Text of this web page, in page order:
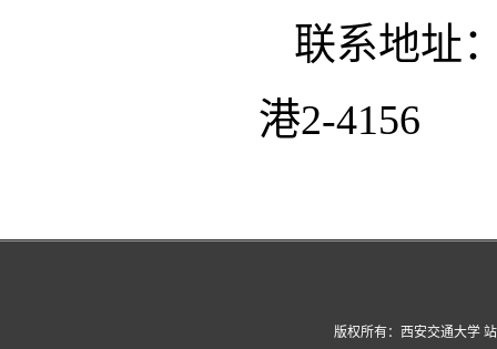
联系地址
港2-4156
版权所有：西安交通大学